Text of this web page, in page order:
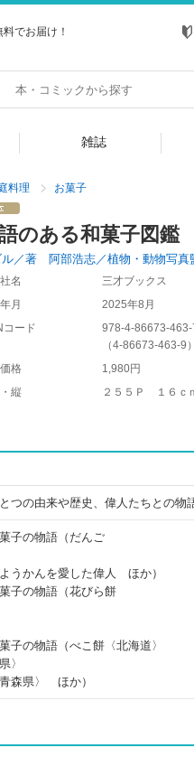
でお届け！
雑誌
料理 お菓子
のある和菓子図鑑
ル／著 阿部浩志／植物・動物写真
名
三才ブックス
月
2025年8月
コード
978-4-86673-463-
（4-86673-463-9 ）
格
1,980円
縦
２５５Ｐ １６ｃ
つの由来や歴史、偉人たちとの物
子の物語（だんご
うかんを愛した偉人 ほか）
子の物語（花びら餅
の物語（べこ餅〈北海道〉
〉
森県〉 ほか）